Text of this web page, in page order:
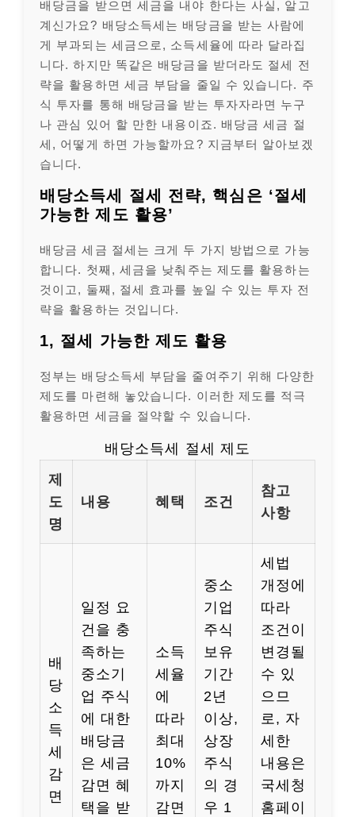
배당금을 받으면 세금을 내야 한다는 사실, 알고
계신가요? 배당소득세는 배당금을 받는 사람에
게 부과되는 세금으로, 소득세율에 따라 달라집
니다. 하지만 똑같은 배당금을 받더라도 절세 전
략을 활용하면 세금 부담을 줄일 수 있습니다. 주
식 투자를 통해 배당금을 받는 투자자라면 누구
나 관심 있어 할 만한 내용이죠. 배당금 세금 절
세, 어떻게 하면 가능할까요? 지금부터 알아보겠
습니다.
배당소득세 절세 전략, 핵심은 ‘절세
가능한 제도 활용’
배당금 세금 절세는 크게 두 가지 방법으로 가능
합니다. 첫째, 세금을 낮춰주는 제도를 활용하는
것이고, 둘째, 절세 효과를 높일 수 있는 투자 전
략을 활용하는 것입니다.
1, 절세 가능한 제도 활용
정부는 배당소득세 부담을 줄여주기 위해 다양한
제도를 마련해 놓았습니다. 이러한 제도를 적극
활용하면 세금을 절약할 수 있습니다.
배당소득세 절세 제도
제
도
명
내용 혜택 조건
참고
사항
배
당
소
득
세
감
면
일정 요
건을 충
족하는
중소기
업 주식
에 대한
배당금
은 세금
감면 혜
택을 받
소득
세율
에
따라
최대
10%
까지
감면
중소
기업
주식
보유
기간
2년
이상,
상장
주식
의 경
우 1
세법
개정에
따라
조건이
변경될
수 있
으므
로, 자
세한
내용은
국세청
홈페이